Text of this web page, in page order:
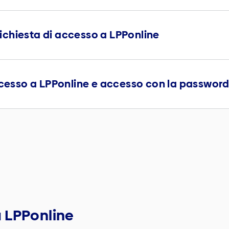
di accesso a LPPonline
a LPPonline e accesso con la